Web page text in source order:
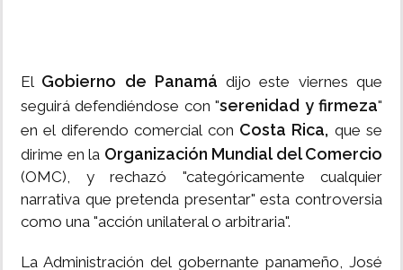
El Gobierno de Panamádijo este viernes que
seguirá defendiéndose con "serenidad y firmeza"
en el diferendo comercial con Costa Rica, que se
dirime en la Organización Mundial del Comercio
(OMC), y rechazó "categóricamente cualquier
narrativa que pretenda presentar" esta controversia
como una "acción unilateral o arbitraria".
La Administración del gobernante panameño, José